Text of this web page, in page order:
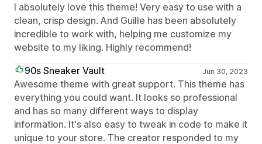
I absolutely love this theme! Very easy to use with a
clean, crisp design. And Guille has been absolutely
incredible to work with, helping me customize my
website to my liking. Highly recommend!
90s Sneaker Vault
Jun 30, 2023
Awesome theme with great support. This theme has
everything you could want. It looks so professional
and has so many different ways to display
information. It's also easy to tweak in code to make it
unique to your store. The creator responded to my